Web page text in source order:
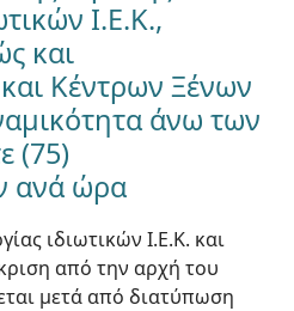
Ι.Ε.Κ.,
και
Κέντρων Ξένων
άνω των
(75)
ανά ώρα
ιδιωτικών Ι.Ε.Κ. και
από την αρχή του
μετά από διατύπωση